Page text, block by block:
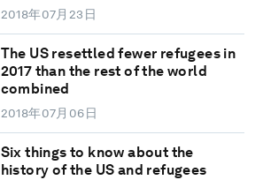
2018年07月23日
The US resettled fewer refugees in
2017 than the rest of the world
combined
2018年07月06日
Six things to know about the
history of the US and refugees